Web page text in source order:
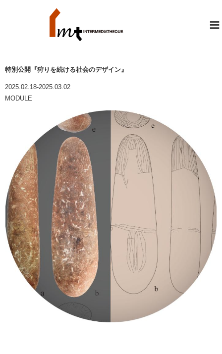
≡
特別公開『狩りを続ける社会のデザイン』
2025.02.18-2025.03.02
MODULE